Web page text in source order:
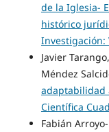
de la Iglesia-
histórico
Investigación:
Javier
Méndez
adaptabilidad
Científica
Fabián